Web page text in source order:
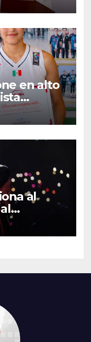
del
en alto
la
Sub-20
al
en
en la